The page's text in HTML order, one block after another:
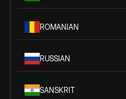
ROMANIAN
RUSSIAN
SANSKRIT